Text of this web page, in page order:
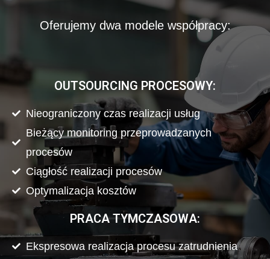
Oferujemy dwa modele współpracy:
OUTSOURCING PROCESOWY:
Nieograniczony czas realizacji usług
Bieżący monitoring przeprowadzanych
procesów
Ciągłość realizacji procesów
Optymalizacja kosztów
PRACA TYMCZASOWA:
Ekspresowa realizacja procesu zatrudnienia